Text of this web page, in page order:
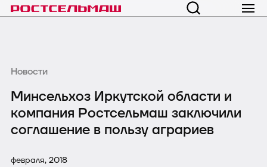
Новости
Минсельхоз Иркутской области и
компания Ростсельмаш заключили
соглашение в пользу аграриев
февраля, 2018